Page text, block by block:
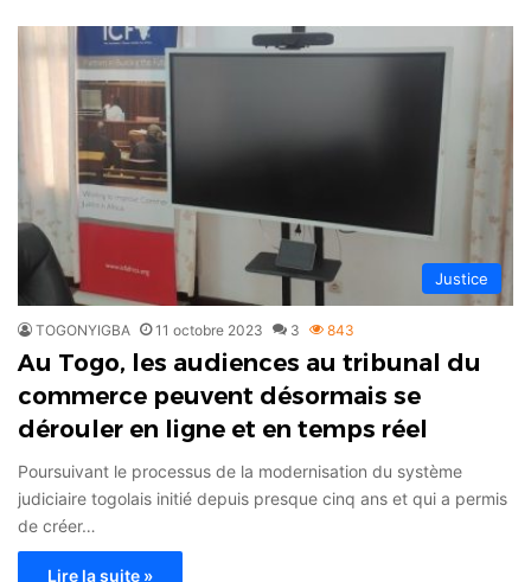
Justice
TOGONYIGBA 11 octobre 2023 3 843
Au Togo, les audiences au tribunal du
commerce peuvent désormais se
dérouler en ligne et en temps réel
Poursuivant le processus de la modernisation du système
judiciaire togolais initié depuis presque cinq ans et qui a permis
de créer…
Lire la suite »